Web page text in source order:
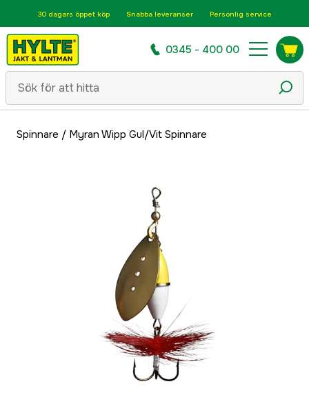
30 dagars öppet köp Snabba leveranser Personlig service
0345 - 400 00
Spinnare / Myran Wipp Gul/Vit Spinnare